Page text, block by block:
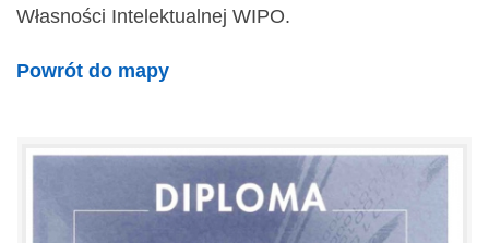
Własności Intelektualnej WIPO.
Powrót do mapy